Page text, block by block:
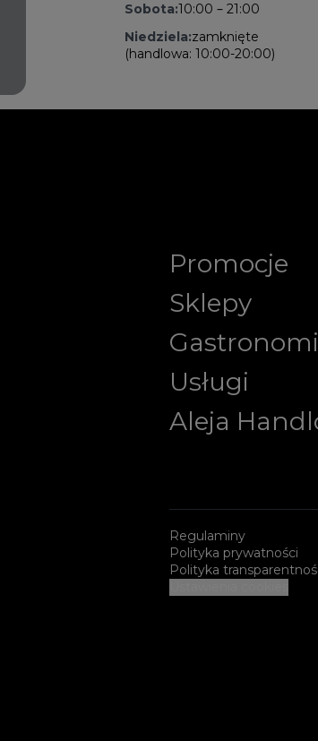
Sobota:10:00 – 21:00
Niedziela:zamknięte
(handlowa: 10:00-20:00)
Promocje
Sklepy
Usługi
Aleja
Regulaminy
Polityka prywatności
Polityka